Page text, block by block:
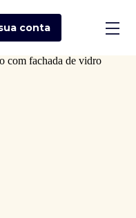
conta